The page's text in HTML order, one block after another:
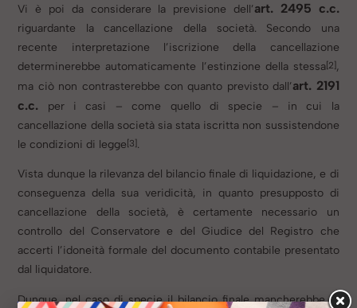
Vi è poi da considerare la previsione dell’art. 2495 c.c.
riguardante la cancellazione della società. Secondo una
recente interpretazione l’iscrizione della cancellazione
determinerebbe automaticamente l’estinzione della stessa[2] ,
ma ciò non contrasterebbe con quanto previsto dall’art. 2191
c.c. per i casi – come quello di specie – in cui la
cancellazione della società sia stata iscritta non sussistendone
le condizioni di legge[3] .
Vista dunque la rilevanza del bilancio finale di liquidazione, e di
conseguenza della sua veridicità, in quanto presupposto di
cancellazione della società, è certamente necessario un
controllo del Conservatore e del Giudice del Registro che
accerti l’idoneità formale del documento contabile presentato
dal liquidatore.
Dunque, nel caso di specie il bilancio finale mancherebbe di